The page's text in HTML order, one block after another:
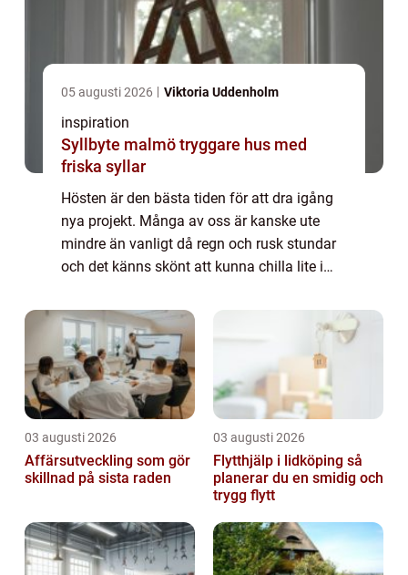
05 augusti 2026 Viktoria Uddenholm
inspiration
Syllbyte malmö tryggare hus med
friska syllar
Hösten är den bästa tiden för att dra igång
nya projekt. Många av oss är kanske ute
mindre än vanligt då regn och rusk stundar
och det känns skönt att kunna chilla lite i
03 augusti 2026
Affärsutveckling som gör
skillnad på sista raden
03 augusti 2026
Flytthjälp i lidköping så
planerar du en smidig och
trygg flytt